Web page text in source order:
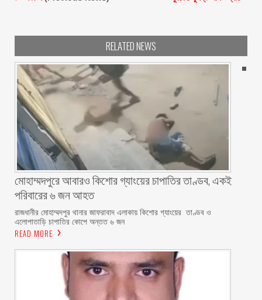
RELATED NEWS
মোহাম্মদপুরে আবারও কিশোর গ্যাংয়ের চাপাতির তাণ্ডব, একই
পরিবারের ৬ জন আহত
রাজধানীর মোহাম্মদপুর থানার জাফরাবাদ এলাকায় কিশোর গ্যাংয়ের তাণ্ডব ও
এলোপাতাড়ি চাপাতির কোপে অন্তত ৬ জন
READ MORE